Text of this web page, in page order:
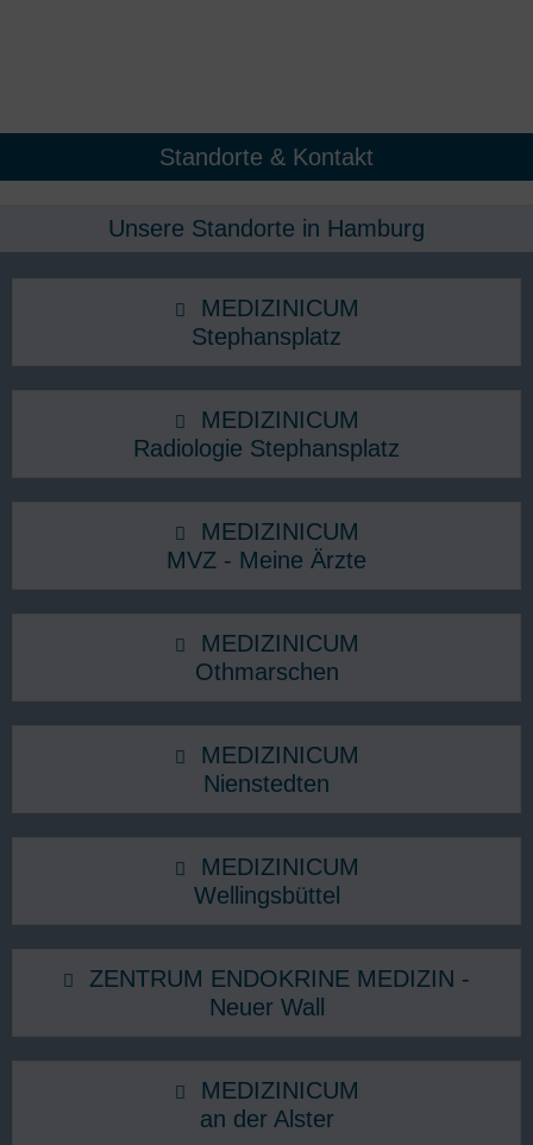
Standorte & Kontakt
Unsere Standorte in Hamburg​
MEDIZINICUM
Stephansplatz
MEDIZINICUM
Radiologie Stephansplatz
MEDIZINICUM
MVZ - Meine Ärzte
MEDIZINICUM
Othmarschen
MEDIZINICUM
Nienstedten
MEDIZINICUM
Wellingsbüttel
ZENTRUM ENDOKRINE MEDIZIN -
Neuer Wall
MEDIZINICUM
an der Alster